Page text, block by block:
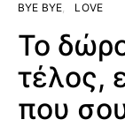
BYE BYE LOVE
Το
τέλος,
που